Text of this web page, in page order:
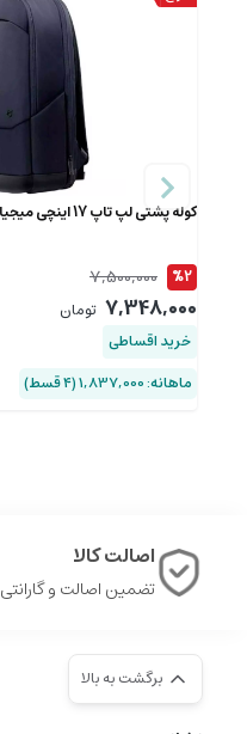
کوله پشتی لپ تاپ 17 اینچی میجیا شیائومی MJSWB01RM
%2
7,500,000
7,348,000 تومان
خرید اقساطی
ماهانه: 1,837,000 (۴ قسط)
اصالت کالا
تضمین اصالت و گارانتی
برگشت به بالا